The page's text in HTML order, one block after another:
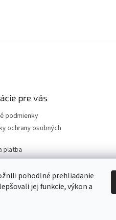
pohodlné prehliadanie
jej funkcie, výkon a
pre vás
podmienky
ochrany osobných
platba
obchodu